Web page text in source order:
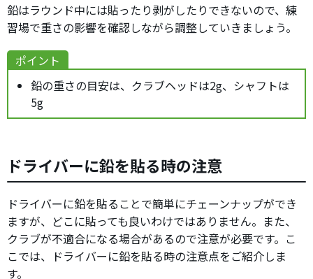
鉛はラウンド中には貼ったり剥がしたりできないので、練
習場で重さの影響を確認しながら調整していきましょう。
ポイント
鉛の重さの目安は、クラブヘッドは2g、シャフトは
5g
ドライバーに鉛を貼る時の注意
ドライバーに鉛を貼ることで簡単にチェーンナップができ
ますが、どこに貼っても良いわけではありません。また、
クラブが不適合になる場合があるので注意が必要です。こ
こでは、ドライバーに鉛を貼る時の注意点をご紹介しま
す。